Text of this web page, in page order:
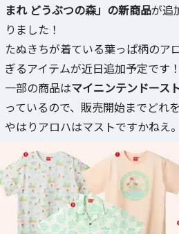
まれ どうぶつの森」の新商品が追
りました！
たぬきちが着ている葉っぱ柄のア
ぎるアイテムが近日追加予定です！
一部の商品はマイニンテンドース
っているので、販売開始までどれ
やはりアロハはマストですかねえ。